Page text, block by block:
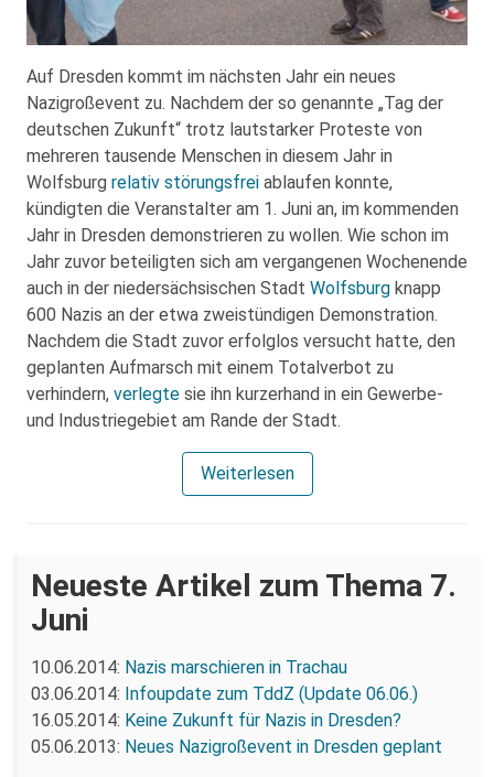
Auf Dresden kommt im nächsten Jahr ein neues
Nazigroßevent zu. Nachdem der so genannte „Tag der
deutschen Zukunft“ trotz lautstarker Proteste von
mehreren tausende Menschen in diesem Jahr in
Wolfsburg relativ störungsfrei ablaufen konnte,
kündigten die Veranstalter am 1. Juni an, im kommenden
Jahr in Dresden demonstrieren zu wollen. Wie schon im
Jahr zuvor beteiligten sich am vergangenen Wochenende
auch in der niedersächsischen Stadt Wolfsburg knapp
600 Nazis an der etwa zweistündigen Demonstration.
Nachdem die Stadt zuvor erfolglos versucht hatte, den
geplanten Aufmarsch mit einem Totalverbot zu
verhindern, verlegte sie ihn kurzerhand in ein Gewerbe-
und Industriegebiet am Rande der Stadt.
Weiterlesen
Neueste Artikel zum Thema 7.
Juni
10.06.2014: Nazis marschieren in Trachau
03.06.2014: Infoupdate zum TddZ (Update 06.06.)
16.05.2014: Keine Zukunft für Nazis in Dresden?
05.06.2013: Neues Nazigroßevent in Dresden geplant